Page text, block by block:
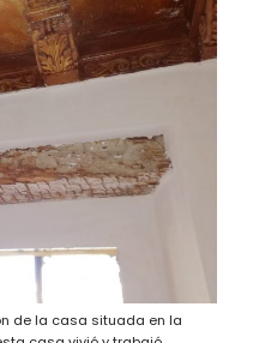
de la casa situada en la